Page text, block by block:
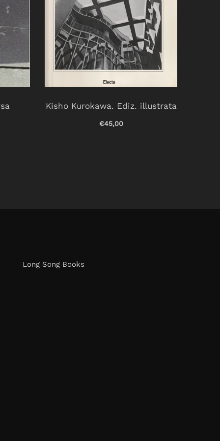
Kisho Kurokawa. Ediz. illustrata
€45,00
Long Song Books